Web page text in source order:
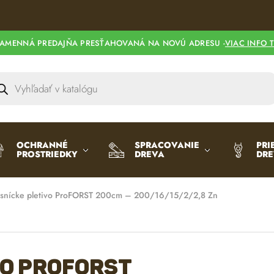
PREDAJŇA PRESŤAHOVANÁ NA NOVÚ ADRESU -VIAC INFO
OCHRANNÉ
PROSTRIEDKY
SPRACOVANIE
DREVA
pletivo ProFORST 200cm – 200/16/15/2/2,8 Zn